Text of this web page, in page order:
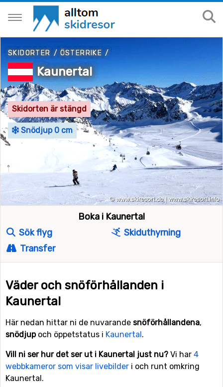
SKIDORTER /ÖSTERRIKE /
Kaunertal
Skidorten är stängd
Snödjup 0 cm
Boka i Kaunertal
Sök flyg
Skiduthyrning
Transfer
Väder och snöförhållanden i
Kaunertal
Här nedan hittar ni de nuvarande snöförhållandena,
snödjupoch öppetstatus i Kaunertal.
Vill ni ser hur det ser ut i Kaunertal just nu? Vi har 4
webbkameror som visar livebilder i och runt omkring
Kaunertal.